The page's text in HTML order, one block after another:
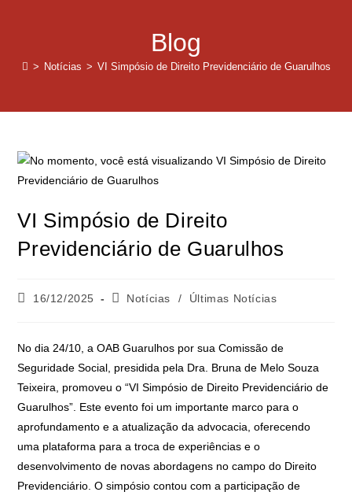
Blog
> Notícias > VI Simpósio de Direito Previdenciário de Guarulhos
VI Simpósio de Direito
Previdenciário de Guarulhos
16/12/2025 Notícias / Últimas Notícias
No dia 24/10, a OAB Guarulhos por sua Comissão de
Seguridade Social, presidida pela Dra. Bruna de Melo Souza
Teixeira, promoveu o “VI Simpósio de Direito Previdenciário de
Guarulhos”. Este evento foi um importante marco para o
aprofundamento e a atualização da advocacia, oferecendo
uma plataforma para a troca de experiências e o
desenvolvimento de novas abordagens no campo do Direito
Previdenciário. O simpósio contou com a participação de